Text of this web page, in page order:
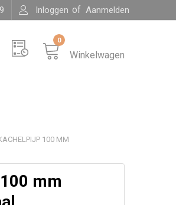
Inloggen of Aanmelden
Winkelwagen
0
100 MM
mm